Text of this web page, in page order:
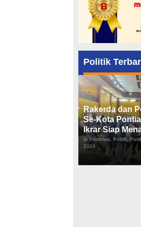
Politik
Rakerda dan
Se-Kota
Ikrar Siap
In Peristiwa, Politik,
2026